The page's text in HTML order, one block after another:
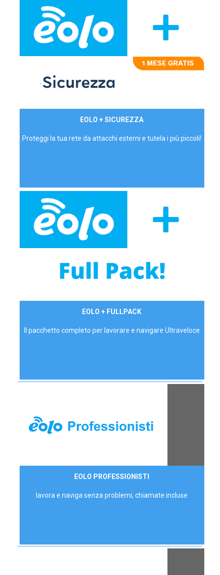
EOLO + SICUREZZA
Proteggi la tua rete da attacchi esterni e tutela i più piccoli!
EOLO + FULLPACK
Il pacchetto completo per lavorare e navigare Ultraveloce
EOLO PROFESSIONISTI
lavora e naviga senza problemi, chiamate incluse